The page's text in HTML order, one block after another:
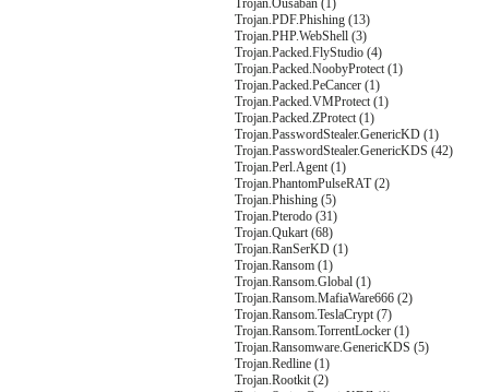
Trojan.Ousaban (1)
Trojan.PDF.Phishing (13)
Trojan.PHP.WebShell (3)
Trojan.Packed.FlyStudio (4)
Trojan.Packed.NoobyProtect (1)
Trojan.Packed.PeCancer (1)
Trojan.Packed.VMProtect (1)
Trojan.Packed.ZProtect (1)
Trojan.PasswordStealer.GenericKD (1)
Trojan.PasswordStealer.GenericKDS (42)
Trojan.Perl.Agent (1)
Trojan.PhantomPulseRAT (2)
Trojan.Phishing (5)
Trojan.Pterodo (31)
Trojan.Qukart (68)
Trojan.RanSerKD (1)
Trojan.Ransom (1)
Trojan.Ransom.Global (1)
Trojan.Ransom.MafiaWare666 (2)
Trojan.Ransom.TeslaCrypt (7)
Trojan.Ransom.TorrentLocker (1)
Trojan.Ransomware.GenericKDS (5)
Trojan.Redline (1)
Trojan.Rootkit (2)